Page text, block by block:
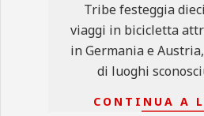
Tribe festeggia
viaggi in bicicletta
in Germania e
di luoghi
CONTINUA A